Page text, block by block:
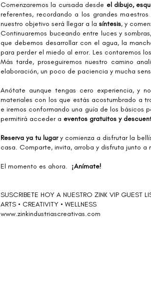
Comenzaremos la cursada desde el dibujo,
referentes, recordando a los grandes
nuestro objetivo será llegar a la síntesis, y
Continuaremos buceando entre luces y
que debemos desarrollar con el agua, la
para perder el miedo al error. Les contaremos
Más tarde, proseguiremos nuestro camino
elaboración, un poco de paciencia y mucha
Anótate aunque tengas cero experiencia, y
materiales con los que estás acostumbrado a
e iremos conformando una guía de los básicos
permitirá acceder a eventos gratuitos y
Reserva ya tu lugary comienza a disfrutar la
casa. Comparte, invita, arroba y disfruta junto a
El momento es ahora. ¡Anímate!
SUSCRIBETE HOY A NUESTRO ZINK VIP GUEST
ARTS • CREATIVITY • WELLNESS
www.zinkindustriascreativas.com